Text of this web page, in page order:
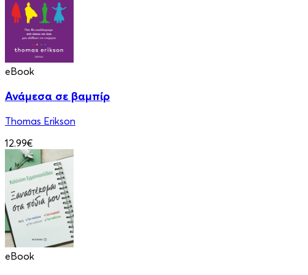
eBook
Ανάμεσα σε βαμπίρ
Thomas Erikson
12.99€
eBook